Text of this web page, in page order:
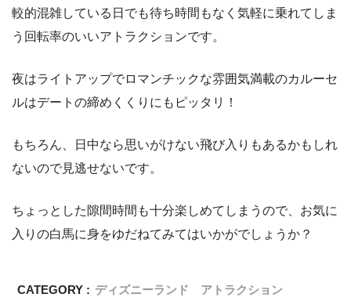
較的混雑している日でも待ち時間もなく気軽に乗れてしま
う回転率のいいアトラクションです。
夜はライトアップでロマンチックな雰囲気満載のカルーセ
ルはデートの締めくくりにもピッタリ！
もちろん、日中なら思いがけない飛び入りもあるかもしれ
ないので見逃せないです。
ちょっとした隙間時間も十分楽しめてしまうので、お気に
入りの白馬に身をゆだねてみてはいかがでしょうか？
CATEGORY : ディズニーランド アトラクション